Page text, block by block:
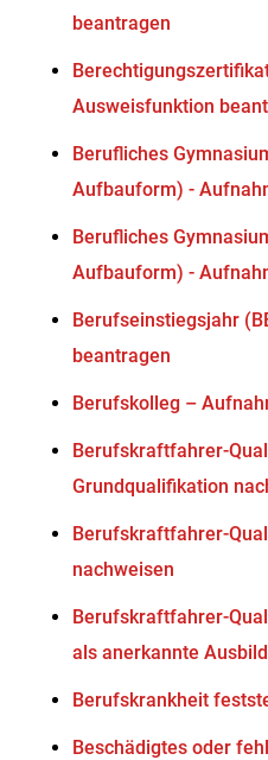
beantragen
Ausweisfunktion
Berufliches
Aufbauform) -
Berufliches
Aufbauform) -
Berufseinstiegsjahr
beantragen
Berufskolleg –
Berufskraftfahrer-
Grundqualifikation
Berufskraftfahrer-
nachweisen
Berufskraftfahrer-
als anerkannte
Berufskrankheit
Beschädigtes oder